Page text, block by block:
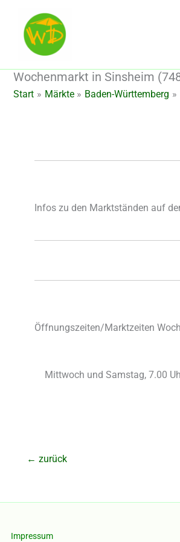
springen
Wochenmarkt in Sinsheim
Start Märkte Baden-Württemberg
Infos zu den Marktständen auf
Öffnungszeiten/Marktzeiten
Mittwoch und Samstag, 7.00
← zurück
Impressum